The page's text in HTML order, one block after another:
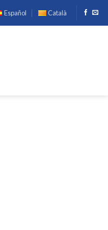
Español Català